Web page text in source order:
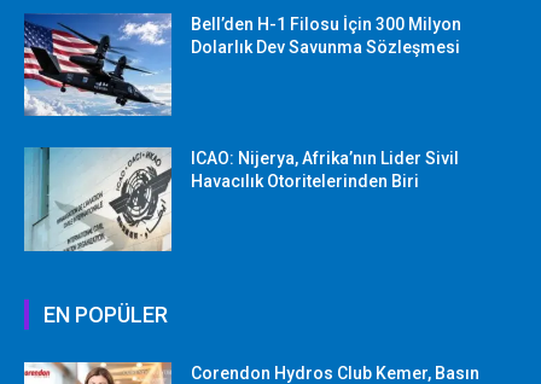
Bell’den H-1 Filosu İçin 300 Milyon
Dolarlık Dev Savunma Sözleşmesi
ICAO: Nijerya, Afrika’nın Lider Sivil
Havacılık Otoritelerinden Biri
EN POPÜLER
Corendon Hydros Club Kemer, Basın